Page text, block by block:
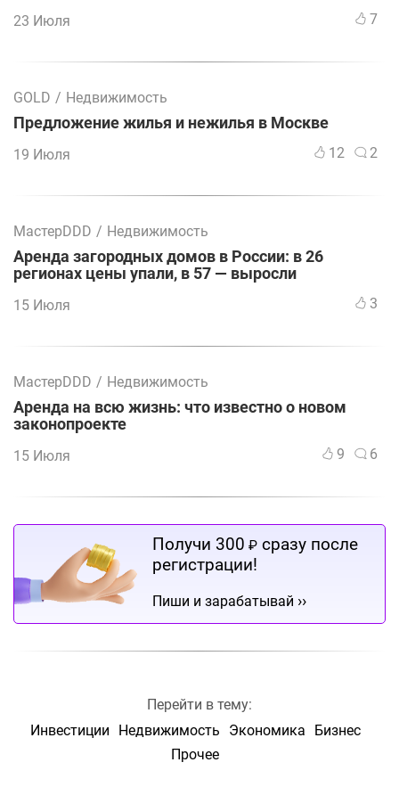
23 Июля 7
GOLD / Недвижимость
Предложение жилья и нежилья в Москве
19 Июля 12 2
МастерDDD / Недвижимость
Аренда загородных домов в России: в 26
регионах цены упали, в 57 — выросли
15 Июля 3
МастерDDD / Недвижимость
Аренда на всю жизнь: что известно о новом
законопроекте
15 Июля 9 6
Получи 300 ₽ сразу после
регистрации!
Пиши и зарабатывай ››
Перейти в тему:
Инвестиции
Недвижимость Экономика
Бизнес
Прочее